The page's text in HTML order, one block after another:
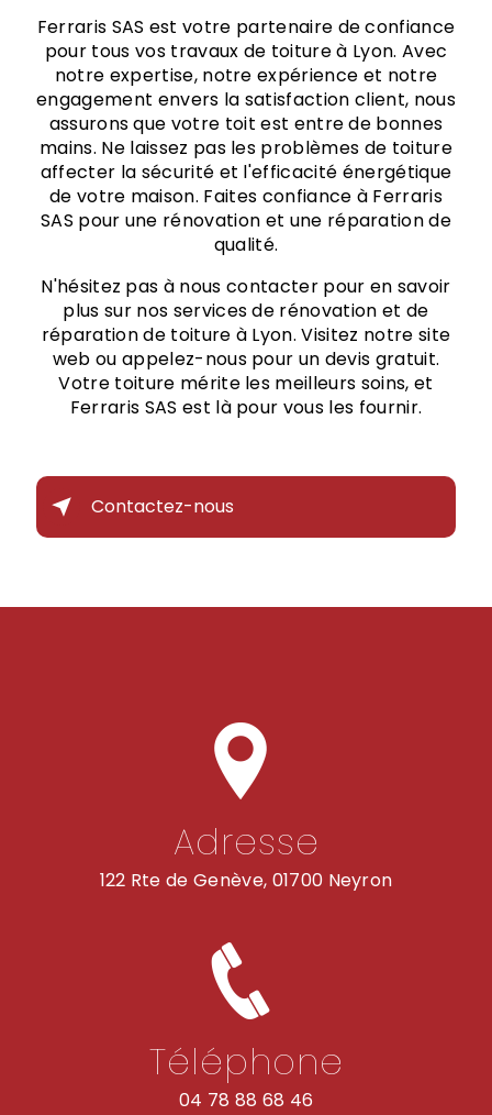
Ferraris SAS est votre partenaire de confiance
pour tous vos travaux de toiture à Lyon. Avec
notre expertise, notre expérience et notre
engagement envers la satisfaction client, nous
assurons que votre toit est entre de bonnes
mains. Ne laissez pas les problèmes de toiture
affecter la sécurité et l'efficacité énergétique
de votre maison. Faites confiance à Ferraris
SAS pour une rénovation et une réparation de
qualité.
N'hésitez pas à nous contacter pour en savoir
plus sur nos services de rénovation et de
réparation de toiture à Lyon. Visitez notre site
web ou appelez-nous pour un devis gratuit.
Votre toiture mérite les meilleurs soins, et
Ferraris SAS est là pour vous les fournir.
Contactez-nous
Adresse
122 Rte de Genève, 01700 Neyron
Téléphone
04 78 88 68 46